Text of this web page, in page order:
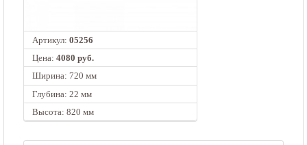
Артикул: 05256
Цена: 4080 руб.
Ширина: 720 мм
Глубина: 22 мм
Высота: 820 мм